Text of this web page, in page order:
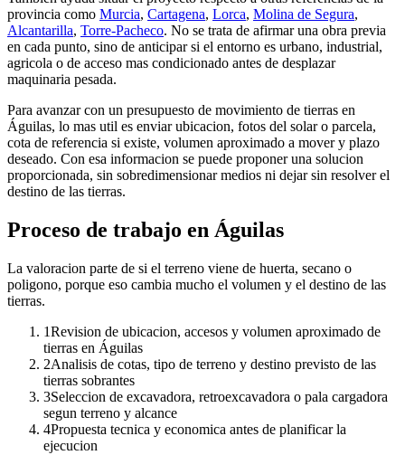
provincia como Murcia, Cartagena, Lorca, Molina de Segura,
Alcantarilla, Torre-Pacheco. No se trata de afirmar una obra previa
en cada punto, sino de anticipar si el entorno es urbano, industrial,
agricola o de acceso mas condicionado antes de desplazar
maquinaria pesada.
Para avanzar con un presupuesto de movimiento de tierras en
Águilas, lo mas util es enviar ubicacion, fotos del solar o parcela,
cota de referencia si existe, volumen aproximado a mover y plazo
deseado. Con esa informacion se puede proponer una solucion
proporcionada, sin sobredimensionar medios ni dejar sin resolver el
destino de las tierras.
Proceso de trabajo en Águilas
La valoracion parte de si el terreno viene de huerta, secano o
poligono, porque eso cambia mucho el volumen y el destino de las
tierras.
1Revision de ubicacion, accesos y volumen aproximado de
tierras en Águilas
2Analisis de cotas, tipo de terreno y destino previsto de las
tierras sobrantes
3Seleccion de excavadora, retroexcavadora o pala cargadora
segun terreno y alcance
4Propuesta tecnica y economica antes de planificar la
ejecucion